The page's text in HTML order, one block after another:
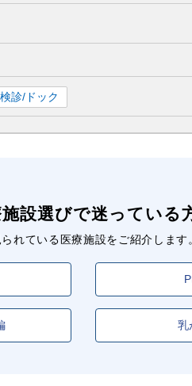
診/ドック
施設選びで迷っている
られている医療施設をご紹介します
乳